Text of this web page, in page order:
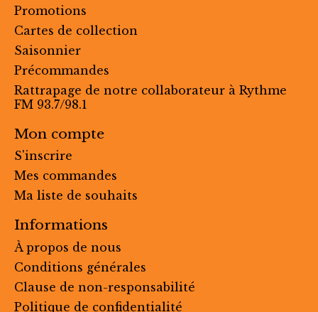
Promotions
Cartes de collection
Saisonnier
Précommandes
Rattrapage de notre collaborateur à Rythme
FM 93.7/98.1
Mon compte
S'inscrire
Mes commandes
Ma liste de souhaits
Informations
À propos de nous
Conditions générales
Clause de non-responsabilité
Politique de confidentialité